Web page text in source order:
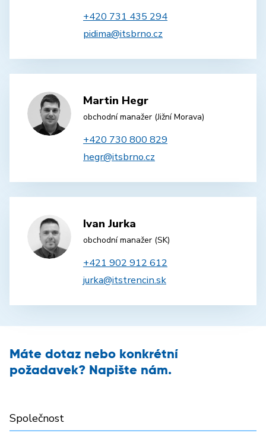
+420 731 435 294
pidima@itsbrno.cz
Martin Hegr
obchodní manažer (Jižní Morava)
+420 730 800 829
hegr@itsbrno.cz
Ivan Jurka
obchodní manažer (SK)
+421 902 912 612
jurka@itstrencin.sk
Máte dotaz nebo konkrétní
požadavek? Napište nám.
Společnost